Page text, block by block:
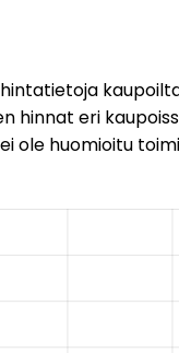
hinnat eri
ole huomioitu